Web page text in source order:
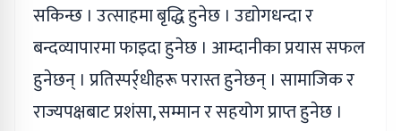
सकिन्छ । उत्साहमा बृद्धि हुनेछ । उद्योगधन्दा र
बन्दव्यापारमा फाइदा हुनेछ । आम्दानीका प्रयास सफल
हुनेछन् । प्रतिस्पर्र्धीहरू परास्त हुनेछन् । सामाजिक र
राज्यपक्षबाट प्रशंसा, सम्मान र सहयोग प्राप्त हुनेछ ।